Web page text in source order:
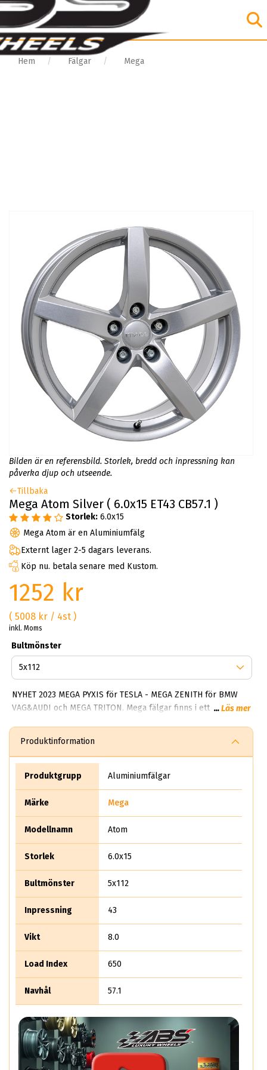
Hem Fälgar Mega
Bilden är en referensbild. Storlek, bredd och inpressning kan
påverka djup och utseende.
Tillbaka
Mega Atom Silver ( 6.0x15 ET43 CB57.1 )
Storlek: 6.0x15
Mega Atom är en Aluminiumfälg
Externt lager 2-5 dagars leverans.
Köp nu. betala senare med Kustom.
1252 kr
( 5008 kr / 4st )
inkl. Moms
Bultmönster
NYHET 2023 MEGA PYXIS för TESLA - MEGA ZENITH för BMW
VAG&AUDI och MEGA TRITON. Mega fälgar finns i ett brett
deras förmåga att alltid skapa robusta fälgar som tål både
vinter och sommarbruk. I kollektionen finns Hercules 5 och
storsäljaren Polera samt Virgo. Samtliga modeller (inte alla)
trailer så har mega Wheels ett stort utbud för dig som
...Läs mer
Produktinformation
Produktgrupp Aluminiumfälgar
Märke Mega
Modellnamn Atom
Storlek 6.0x15
Bultmönster 5x112
Inpressning 43
Vikt 8.0
Load Index 650
Navhål 57.1